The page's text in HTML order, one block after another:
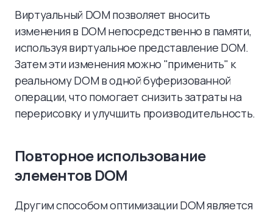
Виртуальный DOM позволяет вносить
изменения в DOM непосредственно в памяти,
используя виртуальное представление DOM.
Затем эти изменения можно "применить" к
реальному DOM в одной буферизованной
операции, что помогает снизить затраты на
перерисовку и улучшить производительность.
Повторное использование
элементов DOM
Другим способом оптимизации DOM является